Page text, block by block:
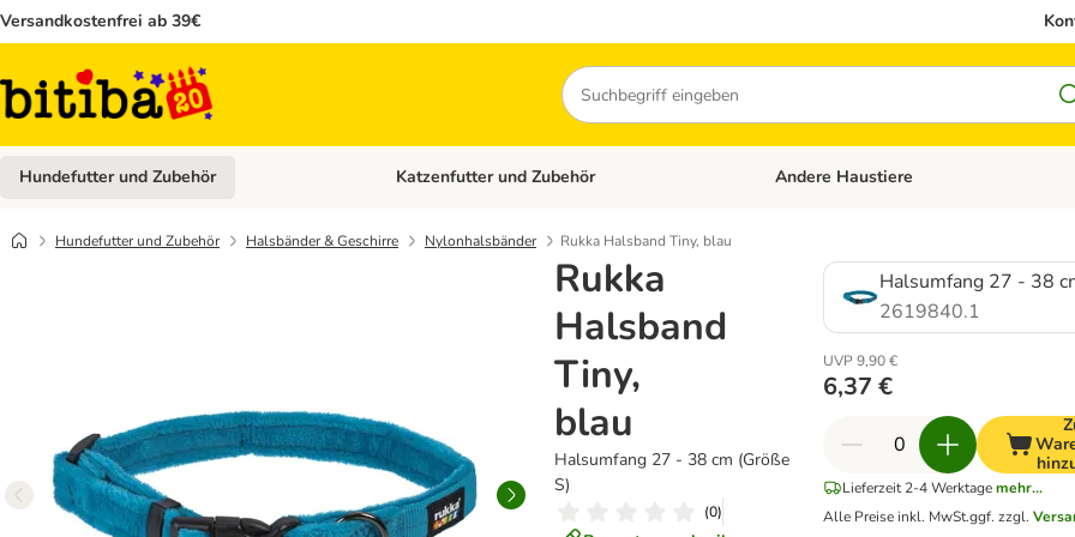
Versandkostenfrei ab 39€
Suchen
Hundefutter und Zubehör Kategorie-Menü öffnen: Hundefutter und Zubehör
Katzenfutter und Zubehör Kategorie-Menü öffnen: Katzenfutter und
Andere Haustiere
Hundefutter und Zubehör Halsbänder & Geschirre Nylonhalsbänder Rukka Halsband Tiny, blau
Rukka
Halsband
Tiny,
blau
Halsumfang 27 - 38 cm (Größe
S)
(0)
Halsumfang 27 - 38
2619840.1
UVP 9,90 €
6,37 €
Lieferzeit 2-4 Werktagemehr...
Alle Preise inkl. MwSt.ggf. zzgl.